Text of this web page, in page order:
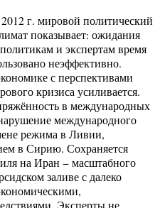
г. мировой политический
показывает: ожидания
и экспертам время
неэффективно.
с перспективами
кризиса усиливается.
в международных
международного
режима в Ливии,
в Сирию. Сохраняется
на Иран − масштабного
заливе с далеко
Эксперты не